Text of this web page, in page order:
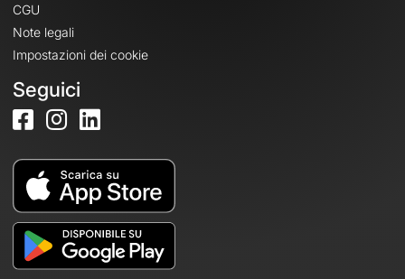
CGU
Note legali
Impostazioni dei cookie
Seguici